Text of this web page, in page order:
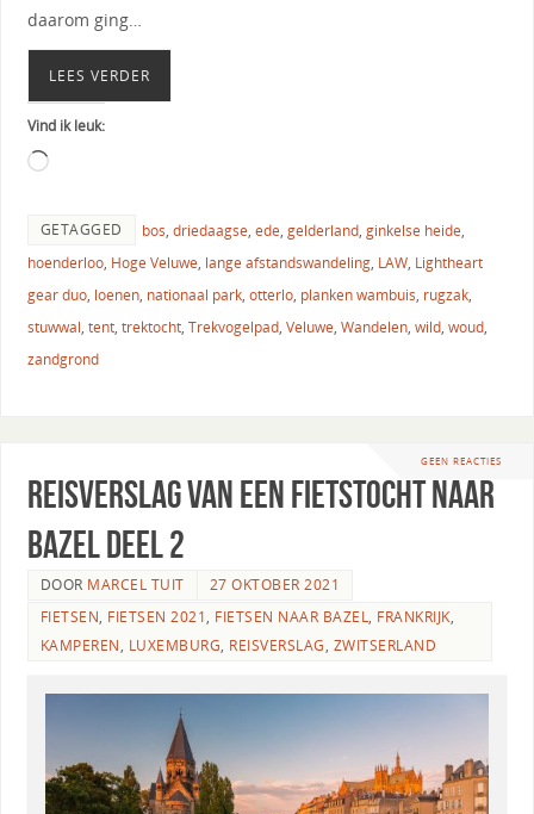
daarom ging…
LEES VERDER
Vind ik leuk:
GETAGGED bos, driedaagse, ede, gelderland, ginkelse heide,
hoenderloo, Hoge Veluwe, lange afstandswandeling, LAW, Lightheart
gear duo, loenen, nationaal park, otterlo, planken wambuis, rugzak,
stuwwal, tent, trektocht, Trekvogelpad, Veluwe, Wandelen, wild, woud,
zandgrond
GEEN REACTIES
Reisverslag van een fietstocht naar
Bazel deel 2
DOOR MARCEL TUIT
27 OKTOBER 2021
FIETSEN, FIETSEN 2021, FIETSEN NAAR BAZEL, FRANKRIJK,
KAMPEREN, LUXEMBURG, REISVERSLAG, ZWITSERLAND